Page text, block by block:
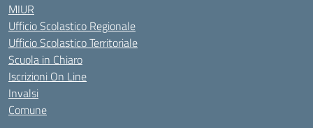
MIUR
Ufficio Scolastico Regionale
Ufficio Scolastico Territoriale
Scuola in Chiaro
Iscrizioni On Line
Invalsi
Comune